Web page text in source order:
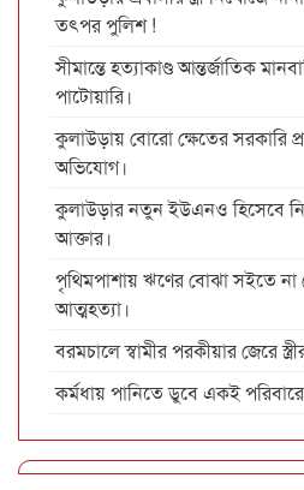
তৎপর পুলিশ !
সীমান্তে হত্যাকাণ্ড আন্তর্জাতিক
পাটোয়ারি।
কুলাউড়ায় বোরো ক্ষেতের সরকারি
অভিযোগ।
কুলাউড়ার নতুন ইউএনও হিসেবে
আক্তার।
পৃথিমপাশায় ঋণের বোঝা সইতে না
আত্মহত্যা।
বরমচালে স্বামীর পরকীয়ার জেরে
কর্মধায় পানিতে ডুবে একই